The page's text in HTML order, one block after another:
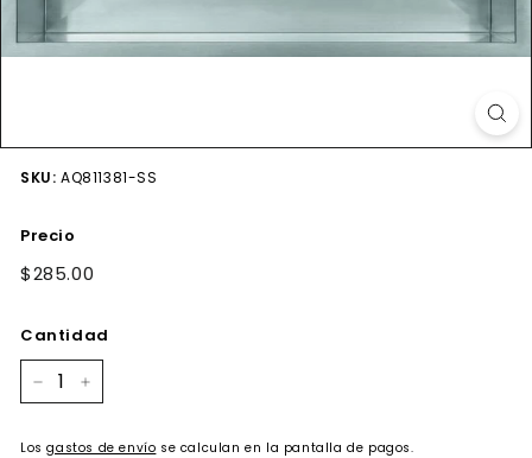
SKU: AQ811381-SS
Precio
Precio
$285.00
Cantidad
Losgastos de envío se calculan en la pantalla de pagos.